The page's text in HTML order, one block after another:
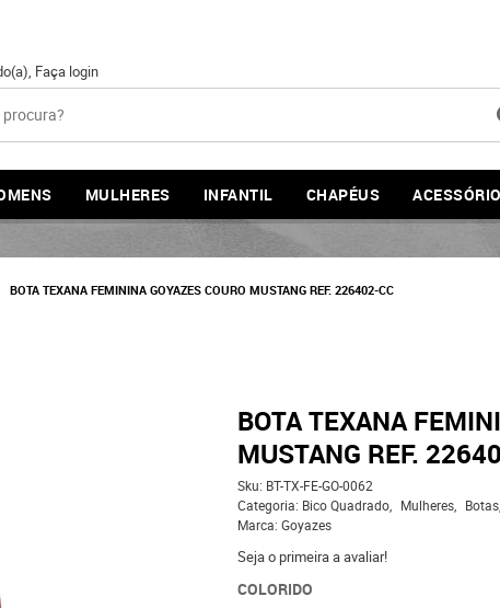
Faça login
MULHERES INFANTIL CHAPÉUS
BOTA TEXANA FEMININA GOYAZES COURO MUSTANG REF. 226402-CC
BOTA TEXANA
MUSTANG REF.
Sku: BT-TX-FE-GO-0062
Categoria: Bico Quadrado Mulheres Botas
Marca: Goyazes
Seja o primeira a avaliar!
COLORIDO